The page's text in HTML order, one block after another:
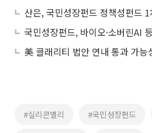
#실리콘밸리 #국민성장펀드